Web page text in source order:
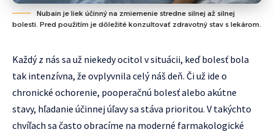
Nubain je liek účinný na zmiernenie stredne silnej až silnej
bolesti. Pred použitím je dôležité konzultovať zdravotný stav s lekárom.
Každý z nás sa už niekedy ocitol v situácii, keď bolesť bola
tak intenzívna, že ovplyvnila celý náš deň. Či už ide o
chronické ochorenie, pooperačnú bolesť alebo akútne
stavy, hľadanie účinnej úľavy sa stáva prioritou. V takýchto
chvíľach sa často obracíme na moderné farmakologické